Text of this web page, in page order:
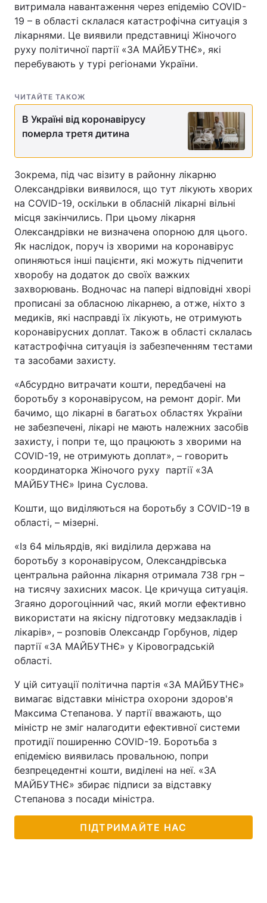
витримала навантаження через епідемію COVID-
19 – в області склалася катастрофічна ситуація з
лікарнями. Це виявили представниці Жіночого
руху політичної партії «ЗА МАЙБУТНЄ», які
перебувають у турі регіонами України.
ЧИТАЙТЕ ТАКОЖ
В Україні від коронавірусу
померла третя дитина
Зокрема, під час візиту в районну лікарню
Олександрівки виявилося, що тут лікують хворих
на COVID-19, оскільки в обласній лікарні вільні
місця закінчились. При цьому лікарня
Олександрівки не визначена опорною для цього.
Як наслідок, поруч із хворими на коронавірус
опиняються інші пацієнти, які можуть підчепити
хворобу на додаток до своїх важких
захворювань. Водночас на папері відповідні хворі
прописані за обласною лікарнею, а отже, ніхто з
медиків, які насправді їх лікують, не отримують
коронавірусних доплат. Також в області склалась
катастрофічна ситуація із забезпеченням тестами
та засобами захисту.
«Абсурдно витрачати кошти, передбачені на
боротьбу з коронавірусом, на ремонт доріг. Ми
бачимо, що лікарні в багатьох областях України
не забезпечені, лікарі не мають належних засобів
захисту, і попри те, що працюють з хворими на
COVID-19, не отримують доплат», – говорить
координаторка Жіночого руху партії «ЗА
МАЙБУТНЄ» Ірина Суслова.
Кошти, що виділяються на боротьбу з COVID-19 в
області, – мізерні.
«Із 64 мільярдів, які виділила держава на
боротьбу з коронавірусом, Олександрівська
центральна районна лікарня отримала 738 грн –
на тисячу захисних масок. Це кричуща ситуація.
Згаяно дорогоцінний час, який могли ефективно
використати на якісну підготовку медзакладів і
лікарів», – розповів Олександр Горбунов, лідер
партії «ЗА МАЙБУТНЄ» у Кіровоградській
області.
У цій ситуації політична партія «ЗА МАЙБУТНЄ»
вимагає відставки міністра охорони здоров'я
Максима Степанова. У партії вважають, що
міністр не зміг налагодити ефективної системи
протидії поширенню COVID-19. Боротьба з
епідемією виявилась провальною, попри
безпрецедентні кошти, виділені на неї. «ЗА
МАЙБУТНЄ» збирає підписи за відставку
Степанова з посади міністра.
ПІДТРИМАЙТЕ НАС